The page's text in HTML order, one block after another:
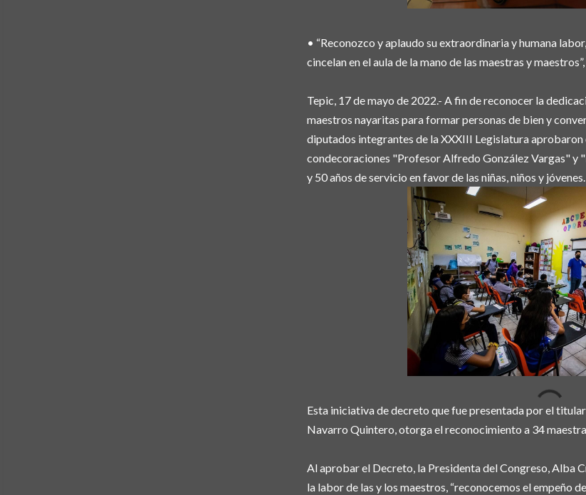
• “Reconozco y aplaudo su extraordinaria y humana
cincelan en el aula de la mano de las maestras y
Tepic, 17 de mayo de 2022.- A fin de reconocer la
maestros nayaritas para formar personas de bien y
diputados integrantes de la XXXIII Legislatura
condecoraciones "Profesor Alfredo González Vargas" y
y 50 años de servicio en favor de las niñas, niños y jóvenes.
Esta iniciativa de decreto que fue presentada por el
Navarro Quintero, otorga el reconocimiento a 34
Al aprobar el Decreto, la Presidenta del Congreso, Alba
la labor de las y los maestros, “reconocemos el empeño